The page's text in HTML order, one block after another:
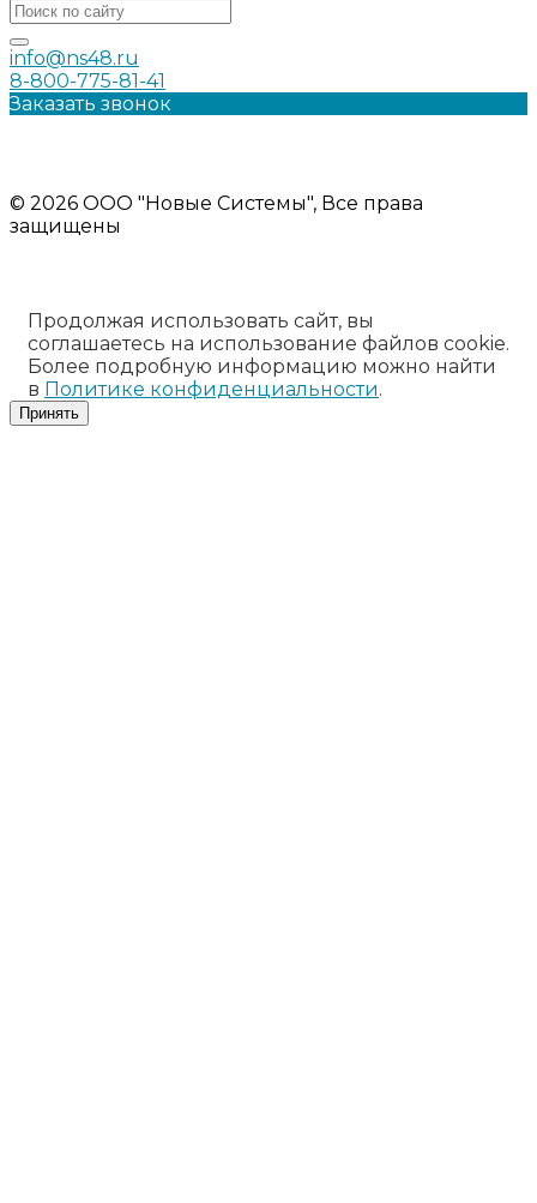
info@ns48.ru
8-800-775-81-41
Заказать звонок
© 2026 ООО "Новые Системы", Все права
защищены
Продолжая использовать сайт, вы
соглашаетесь на использование файлов cookie.
Более подробную информацию можно найти
в Политике конфиденциальности.
Принять